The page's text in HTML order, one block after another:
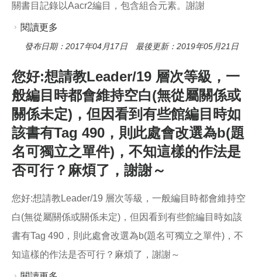
關書目記錄以Aacr2編目，包含組合元素。謝謝
閱讀更多
予多個例子有關書目記錄以Aacr2編目，包含組合
發布日期：2017年04月17日 最後更新：2019年05月21日
您好:想請教Leader/19 層次等級，一
般編目時都會維持空白(無從屬關係或
關係未定)，但因看到有些館編目時如
該書有Tag 490，則此處會改選為b(題
名可獨立之單件)，不知這樣的作法是
否可行？麻煩了，謝謝～
您好:想請教Leader/19 層次等級，一般編目時都會維持空
白(無從屬關係或關係未定)，但因看到有些館編目時如該
書有Tag 490，則此處會改選為b(題名可獨立之單件)，不
知這樣的作法是否可行？麻煩了，謝謝～